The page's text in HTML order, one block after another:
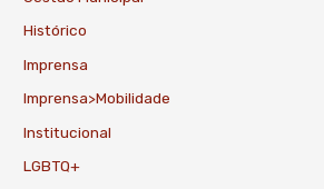
Histórico
Imprensa
Imprensa>Mobilidade
Institucional
LGBTQ+